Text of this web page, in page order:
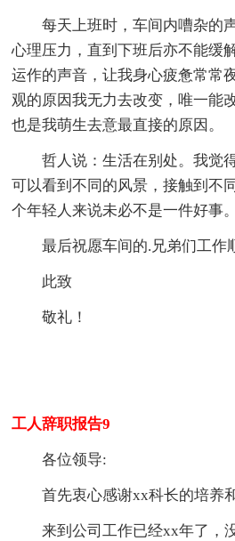
每天上班时，车间内嘈杂的
心理压力，直到下班后亦不能缓
运作的声音，让我身心疲惫常常
观的原因我无力去改变，唯一能
也是我萌生去意最直接的原因。
哲人说：生活在别处。我觉
可以看到不同的风景，接触到不
个年轻人来说未必不是一件好事。
最后祝愿车间的.兄弟们工作
此致
敬礼！
工人辞职报告9
各位领导:
首先衷心感谢xx科长的培养
来到公司工作已经xx年了，